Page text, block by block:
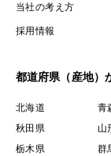
当社の考え方
採用情報
都道府県（産地）
北海道 青
秋田県
山
栃木県
群